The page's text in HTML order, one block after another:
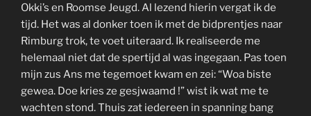
Okki’s en Roomse Jeugd. Al lezend hierin vergat ik de
tijd. Het was al donker toen ik met de bidprentjes naar
Rimburg trok, te voet uiteraard. Ik realiseerde me
helemaal niet dat de spertijd al was ingegaan. Pas toen
mijn zus Ans me tegemoet kwam en zei: “Woa biste
gewea. Doe kries ze gesjwaamd !” wist ik wat me te
wachten stond. Thuis zat iedereen in spanning bang